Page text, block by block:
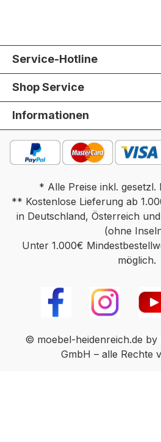
Service-Hotline
Shop Service
Informationen
* Alle Preise inkl.
** Kostenlose Lieferung ab
in Deutschland, Österreich
(ohne
Unter 1.000€
möglich.
© moebel-heidenreich.de by
GmbH – alle Rechte